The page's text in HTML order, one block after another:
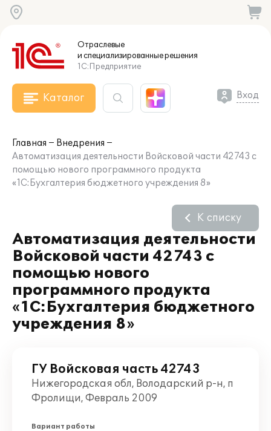
Отраслевые
и специализированныерешения
1С:Предприятие
Каталог Вход
Главная
Внедрения
Автоматизация деятельности Войсковой части 42743 с
помощью нового программного продукта
«1С:Бухгалтерия бюджетного учреждения 8»
Автоматизация деятельности
Войсковой части 42743 с
помощью нового
программного продукта
«1С:Бухгалтерия бюджетного
учреждения 8»
К списку
ГУ Войсковая часть 42743
Нижегородская обл, Володарский р-н, п
Фролищи, Февраль 2009
Вариант работы